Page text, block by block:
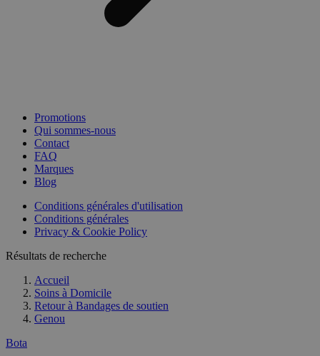
Promotions
Qui sommes-nous
Contact
FAQ
Marques
Blog
Conditions générales d'utilisation
Conditions générales
Privacy & Cookie Policy
Résultats de recherche
Accueil
Soins à Domicile
Retour à Bandages de soutien
Genou
Bota